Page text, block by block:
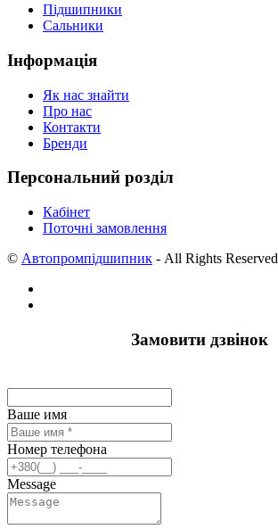
Підшипники
Сальники
Інформація
Як нас знайти
Про нас
Контакти
Бренди
Персональний розділ
Кабінет
Поточні замовлення
© Автопромпідшипник - All Rights Reserved
Замовити дзвінок
Ваше имя
Номер телефона
Message